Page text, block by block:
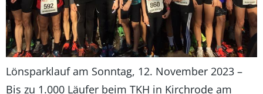
Lönsparklauf am Sonntag, 12. November 2023 –
Bis zu 1.000 Läufer beim TKH in Kirchrode am